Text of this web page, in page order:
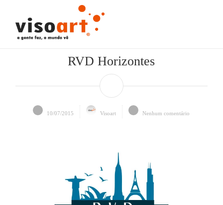
RVD Horizontes
10/07/2015 Visoart Nenhum comentário